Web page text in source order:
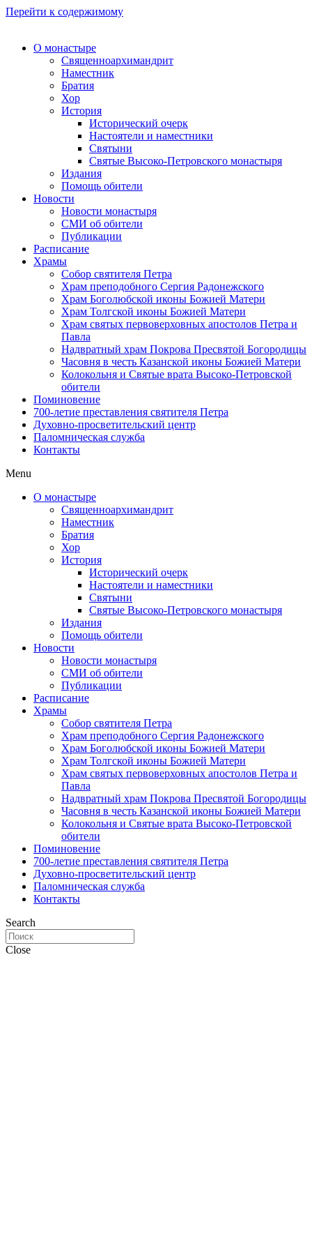
Перейти к содержимому
О монастыре
Священноархимандрит
Наместник
Братия
Хор
История
Исторический очерк
Настоятели и наместники
Святыни
Святые Высоко-Петровского монастыря
Издания
Помощь обители
Новости
Новости монастыря
СМИ об обители
Публикации
Расписание
Храмы
Собор святителя Петра
Храм преподобного Сергия Радонежского
Храм Боголюбской иконы Божией Матери
Храм Толгской иконы Божией Матери
Храм святых первоверховных апостолов Петра и
Павла
Надвратный храм Покрова Пресвятой Богородицы
Часовня в честь Казанской иконы Божией Матери
Колокольня и Святые врата Высоко-Петровской
обители
Поминовение
700-летие преставления святителя Петра
Духовно-просветительский центр
Паломническая служба
Контакты
Menu
О монастыре
Священноархимандрит
Наместник
Братия
Хор
История
Исторический очерк
Настоятели и наместники
Святыни
Святые Высоко-Петровского монастыря
Издания
Помощь обители
Новости
Новости монастыря
СМИ об обители
Публикации
Расписание
Храмы
Собор святителя Петра
Храм преподобного Сергия Радонежского
Храм Боголюбской иконы Божией Матери
Храм Толгской иконы Божией Матери
Храм святых первоверховных апостолов Петра и
Павла
Надвратный храм Покрова Пресвятой Богородицы
Часовня в честь Казанской иконы Божией Матери
Колокольня и Святые врата Высоко-Петровской
обители
Поминовение
700-летие преставления святителя Петра
Духовно-просветительский центр
Паломническая служба
Контакты
Search
Close